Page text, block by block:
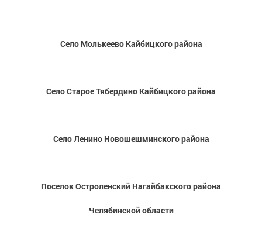
Село Молькеево Кайбицкого района
Село Старое Тябердино Кайбицкого района
Село Ленино Новошешминского района
Поселок Остроленский Нагайбакского района
Челябинской области